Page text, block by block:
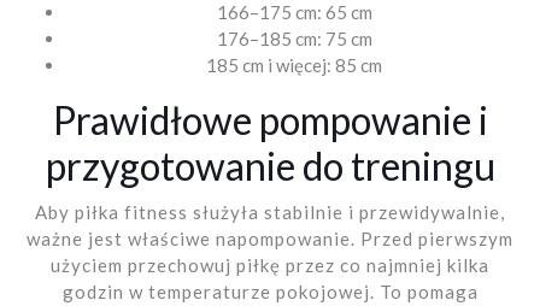
166–175 cm: 65 cm
176–185 cm: 75 cm
185 cm i więcej: 85 cm
Prawidłowe pompowanie i
przygotowanie do treningu
Aby piłka fitness służyła stabilnie i przewidywalnie,
ważne jest właściwe napompowanie. Przed pierwszym
użyciem przechowuj piłkę przez co najmniej kilka
godzin w temperaturze pokojowej. To pomaga